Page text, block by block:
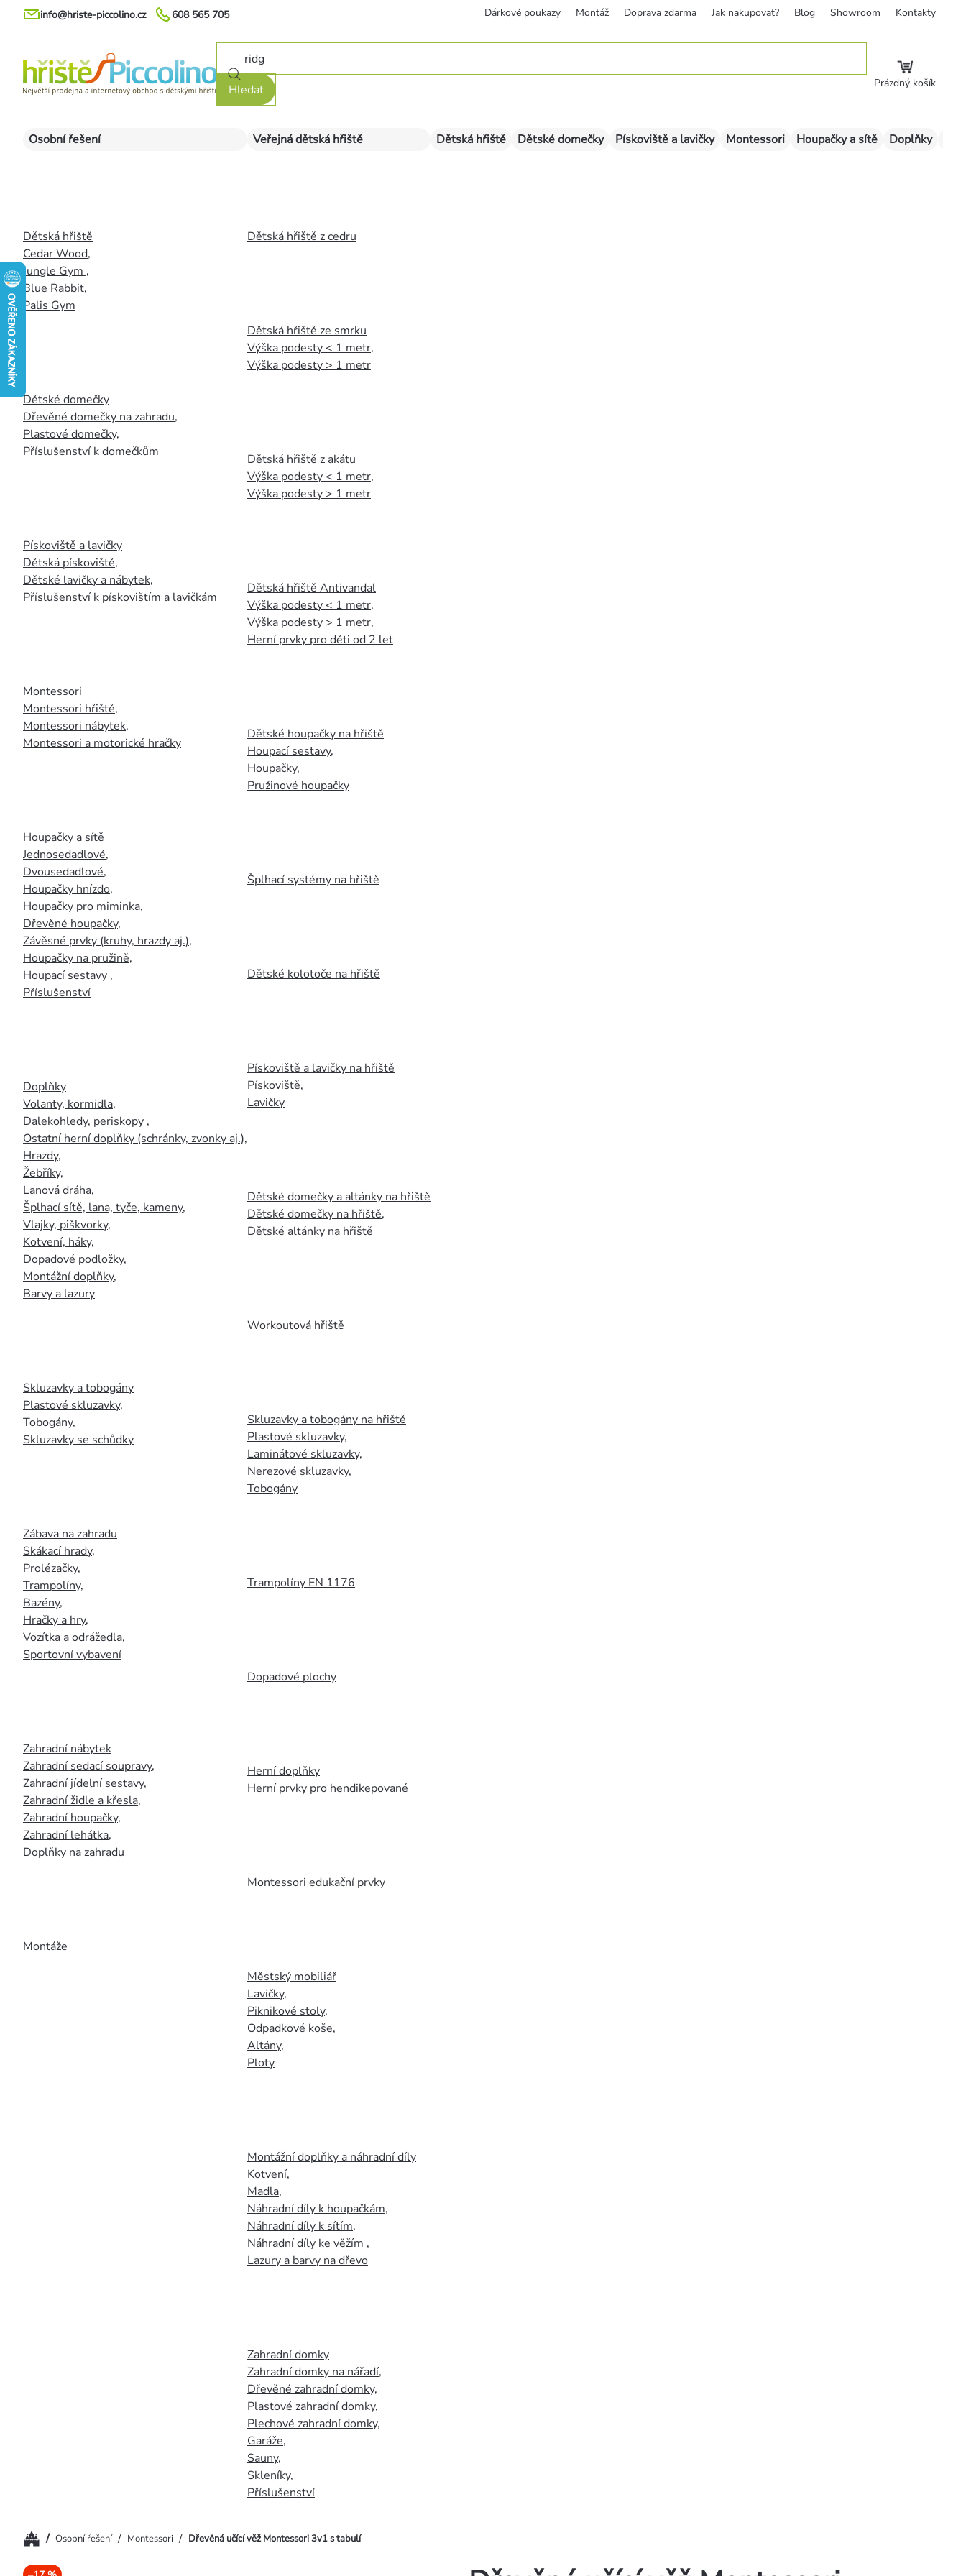
Přejít
608 565 705
info@hriste-piccolino.cz Dárkové poukazy Montáž Doprava zdarma Jak nakupovat? Blog Showroom Kontakty
Hledat Prázdný košík
Osobní řešení
Dětská hřiště
Cedar Wood,
Jungle Gym ,
Blue Rabbit,
Palis Gym
Dětské domečky
Dřevěné domečky na zahradu,
Plastové domečky,
Příslušenství k domečkům
Pískoviště a lavičky
Dětská pískoviště,
Dětské lavičky a nábytek,
Příslušenství k pískovištím a lavičkám
Montessori
Montessori hřiště,
Montessori nábytek,
Montessori a motorické hračky
Houpačky a sítě
Jednosedadlové,
Dvousedadlové,
Houpačky hnízdo,
Houpačky pro miminka,
Dřevěné houpačky,
Závěsné prvky (kruhy, hrazdy aj.),
Houpačky na pružině,
Houpací sestavy ,
Příslušenství
Doplňky
Volanty, kormidla,
Dalekohledy, periskopy ,
Ostatní herní doplňky (schránky, zvonky aj.),
Hrazdy,
Žebříky,
Lanová dráha,
Šplhací sítě, lana, tyče, kameny,
Vlajky, piškvorky,
Kotvení, háky,
Dopadové podložky,
Montážní doplňky,
Barvy a lazury
Skluzavky a tobogány
Plastové skluzavky,
Tobogány,
Skluzavky se schůdky
Zábava na zahradu
Skákací hrady,
Prolézačky,
Trampolíny,
Bazény,
Hračky a hry,
Vozítka a odrážedla,
Sportovní vybavení
Zahradní nábytek
Zahradní sedací soupravy,
Zahradní jídelní sestavy,
Zahradní židle a křesla,
Zahradní houpačky,
Zahradní lehátka,
Doplňky na zahradu
Montáže
Veřejná dětská hřiště
Dětská hřiště z cedru
Dětská hřiště ze smrku
Výška podesty < 1 metr,
Výška podesty > 1 metr
Dětská hřiště z akátu
Výška podesty < 1 metr,
Výška podesty > 1 metr
Dětská hřiště Antivandal
Výška podesty < 1 metr,
Výška podesty > 1 metr,
Herní prvky pro děti od 2 let
Dětské houpačky na hřiště
Houpací sestavy,
Houpačky,
Pružinové houpačky
Šplhací systémy na hřiště
Dětské kolotoče na hřiště
Pískoviště a lavičky na hřiště
Pískoviště,
Lavičky
Dětské domečky a altánky na hřiště
Dětské domečky na hřiště,
Dětské altánky na hřiště
Workoutová hřiště
Skluzavky a tobogány na hřiště
Plastové skluzavky,
Laminátové skluzavky,
Nerezové skluzavky,
Tobogány
Trampolíny EN 1176
Dopadové plochy
Herní doplňky
Herní prvky pro hendikepované
Montessori edukační prvky
Městský mobiliář
Lavičky,
Piknikové stoly,
Odpadkové koše,
Altány,
Ploty
Montážní doplňky a náhradní díly
Kotvení,
Madla,
Náhradní díly k houpačkám,
Náhradní díly k sítím,
Náhradní díly ke věžím ,
Lazury a barvy na dřevo
Zahradní domky
Zahradní domky na nářadí,
Dřevěné zahradní domky,
Plastové zahradní domky,
Plechové zahradní domky,
Garáže,
Sauny,
Skleníky,
Příslušenství
Dětská hřiště Dětské domečky Pískoviště a lavičky Montessori Houpačky a sítě Doplňky
Domů/ Osobní řešení / Montessori / Dřevěná učící věž Montessori 3v1 s tabulí